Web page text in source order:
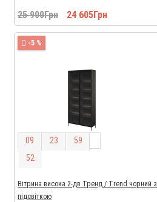
25 900Грн 24 605Грн
-5 %
09 23 59
51
Вітрина висока 2-дв Тренд / Trend чорний з
підсвіткою